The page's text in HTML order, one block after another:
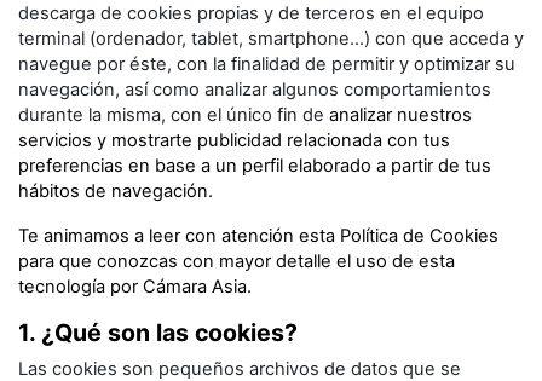
descarga de cookies propias y de terceros en el equipo
terminal (ordenador, tablet, smartphone...) con que acceda y
navegue por éste, con la finalidad de permitir y optimizar su
navegación, así como analizar algunos comportamientos
durante la misma, con el único fin de analizar nuestros
servicios y mostrarte publicidad relacionada con tus
preferencias en base a un perfil elaborado a partir de tus
hábitos de navegación.
Te animamos a leer con atención esta Política de Cookies
para que conozcas con mayor detalle el uso de esta
tecnología porCámara Asia.
1. ¿Qué son las cookies?
Las cookies son pequeños archivos de datos que se